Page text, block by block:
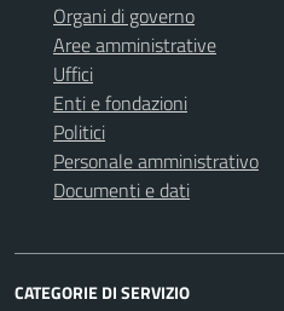
Organi di governo
Aree amministrative
Uffici
Enti e fondazioni
Politici
Personale amministrativo
Documenti e dati
CATEGORIE DI SERVIZIO